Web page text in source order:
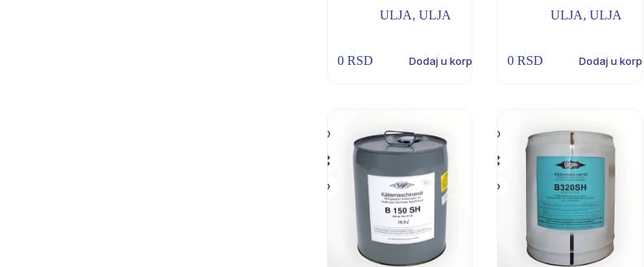
ULJA,ULJA
0 RSD Dodaj u korpu
ULJA, ULJA
0RSD Dodaj u korpu